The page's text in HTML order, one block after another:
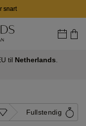
snart
til Netherlands
Fullstendig